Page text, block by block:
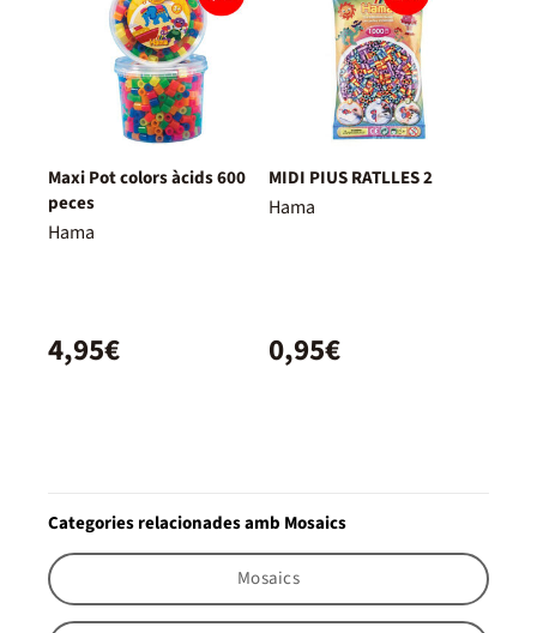
Maxi Pot colors àcids 600
peces
Hama
4,95€
MIDI PIUS RATLLES 2
Hama
0,95€
Categories relacionades amb Mosaics
Mosaics